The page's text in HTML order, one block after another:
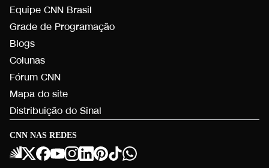
CNN NAS REDES
Equipe CNN Brasil
Grade de Programação
Blogs
Colunas
Fórum CNN
Mapa do site
Distribuição do Sinal